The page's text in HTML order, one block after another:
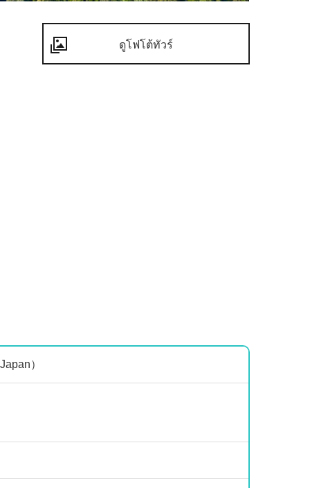
ดูโฟโต้ทัวร์
）